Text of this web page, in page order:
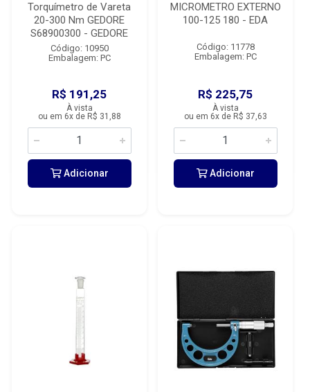
Torquímetro de Vareta
20-300 Nm GEDORE
S68900300 - GEDORE
Código: 10950
Embalagem: PC
R$ 191,25
À vista
ou em 6x de R$ 31,88
Adicionar
MICROMETRO EXTERNO
100-125 180 - EDA
Código: 11778
Embalagem: PC
R$ 225,75
À vista
ou em 6x de R$ 37,63
Adicionar